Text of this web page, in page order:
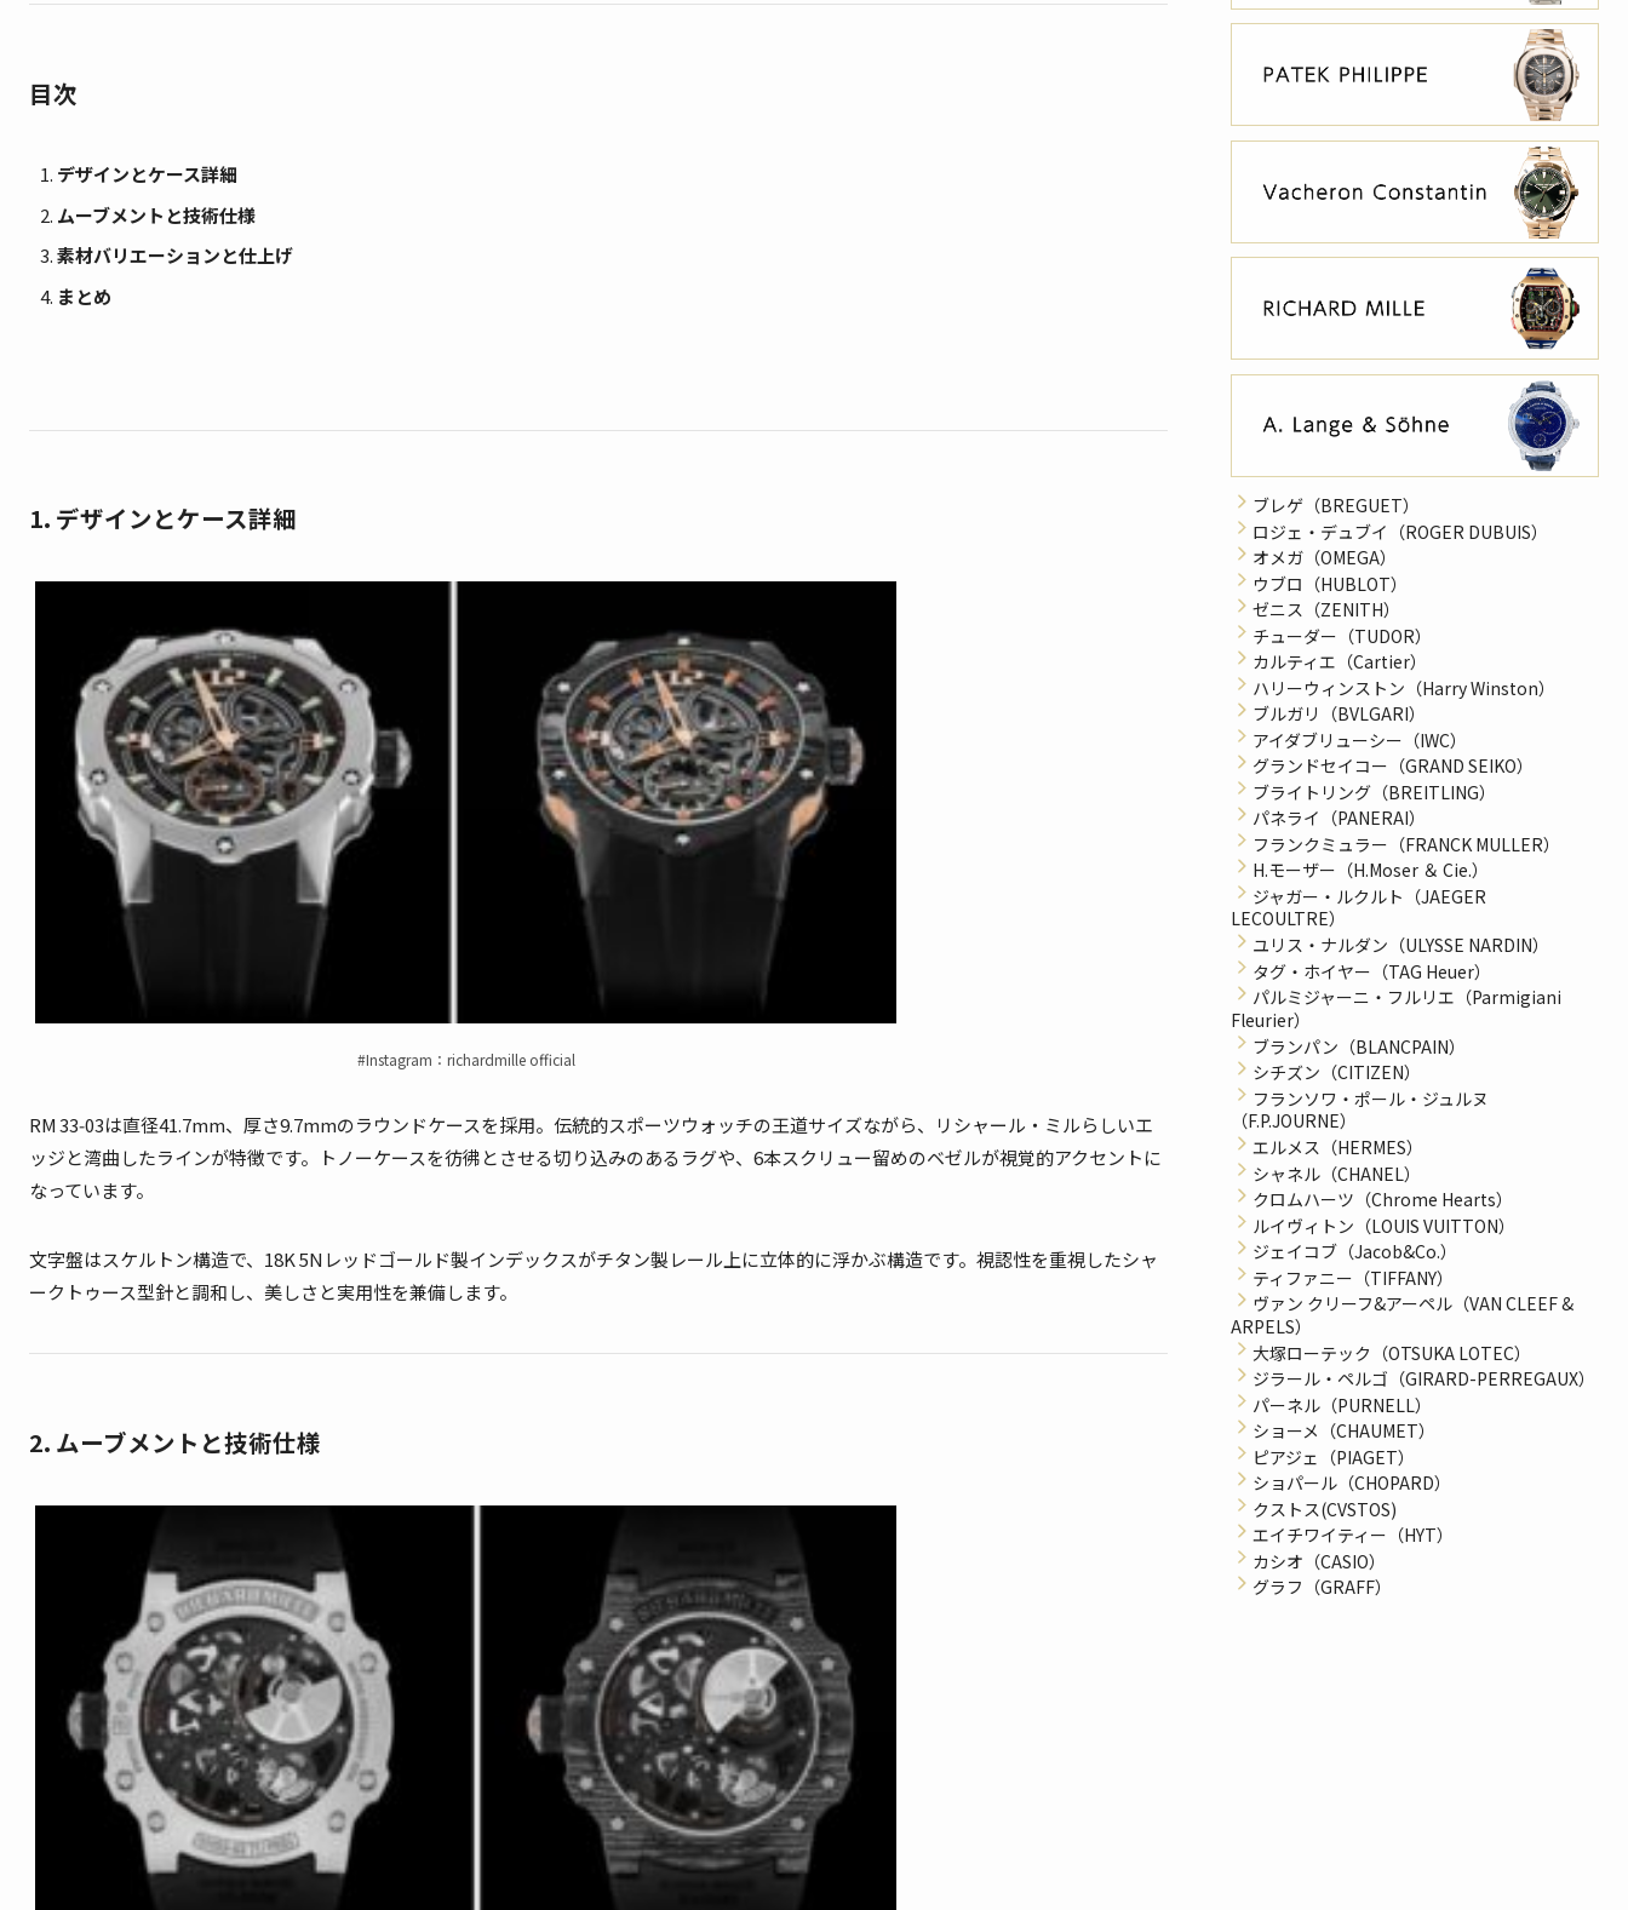
目次
デザインとケース詳細
ムーブメントと技術仕様
素材バリエーションと仕上げ
まとめ
1. デザインとケース詳細
#Instagram：richardmille official
RM 33‑03は直径41.7mm、厚さ9.7mmのラウンドケースを採用。伝統的スポーツウォッチの王道サイズながら、リシャール・ミルらしいエ
ッジと湾曲したラインが特徴です。トノーケースを彷彿とさせる切り込みのあるラグや、6本スクリュー留めのベゼルが視覚的アクセントに
なっています。
文字盤はスケルトン構造で、18K 5Nレッドゴールド製インデックスがチタン製レール上に立体的に浮かぶ構造です。視認性を重視したシャ
ークトゥース型針と調和し、美しさと実用性を兼備します。
2. ムーブメントと技術仕様
ブレゲ（BREGUET）
ロジェ・デュブイ（ROGER DUBUIS）
オメガ（OMEGA）
ウブロ（HUBLOT）
ゼニス（ZENITH）
チューダー（TUDOR）
カルティエ（Cartier）
ハリーウィンストン（Harry Winston）
ブルガリ（BVLGARI）
アイダブリューシー（IWC）
グランドセイコー（GRAND SEIKO）
ブライトリング（BREITLING）
パネライ（PANERAI）
フランクミュラー（FRANCK MULLER）
H.モーザー（H.Moser ＆ Cie.）
ジャガー・ルクルト（JAEGER
LECOULTRE）
ユリス・ナルダン（ULYSSE NARDIN）
タグ・ホイヤー（TAG Heuer）
パルミジャーニ・フルリエ（Parmigiani
Fleurier）
ブランパン（BLANCPAIN）
シチズン（CITIZEN）
フランソワ・ポール・ジュルヌ
（F.P.JOURNE）
エルメス（HERMES）
シャネル（CHANEL）
クロムハーツ（Chrome Hearts）
ルイヴィトン（LOUIS VUITTON）
ジェイコブ（Jacob&Co.）
ティファニー（TIFFANY）
ヴァン クリーフ&アーペル（VAN CLEEF &
ARPELS）
大塚ローテック（OTSUKA LOTEC）
ジラール・ペルゴ（GIRARD-PERREGAUX）
パーネル（PURNELL）
ショーメ（CHAUMET）
ピアジェ（PIAGET）
ショパール（CHOPARD）
クストス(CVSTOS)
エイチワイティー（HYT）
カシオ（CASIO）
グラフ（GRAFF）